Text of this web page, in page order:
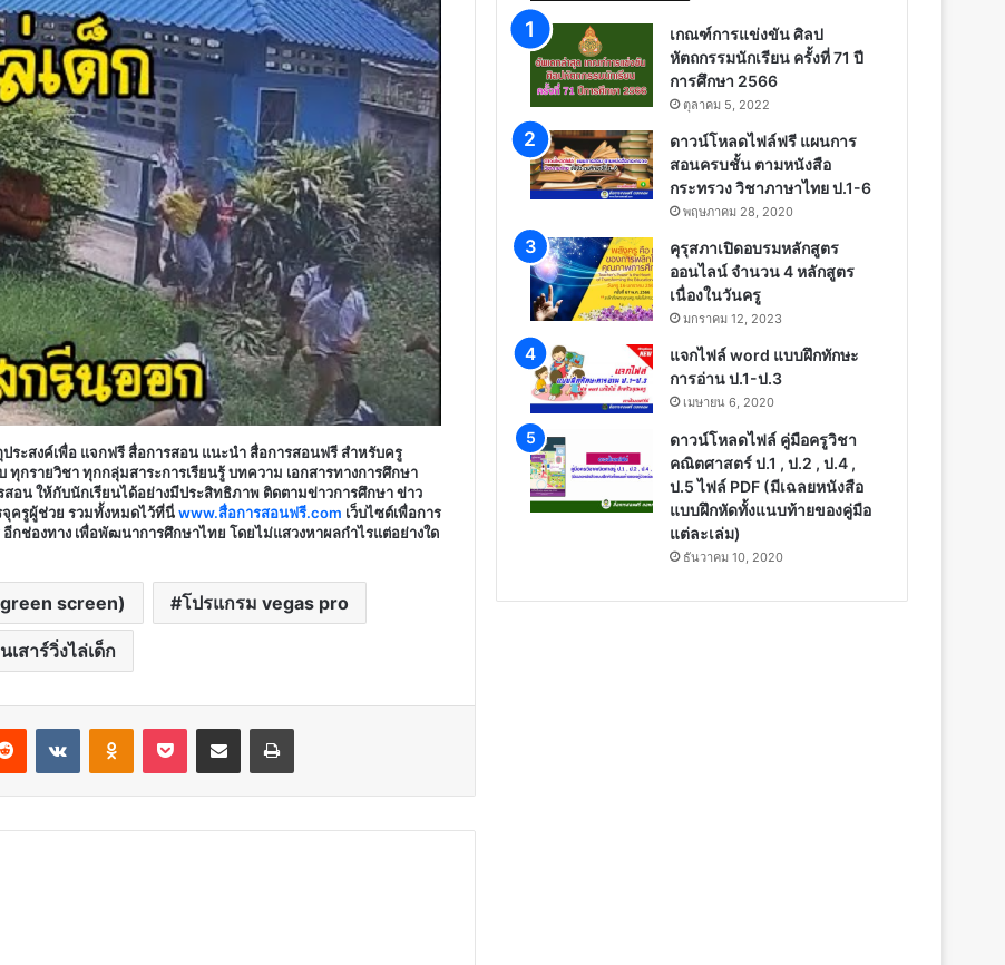
ประสงค์เพื่อ แจกฟรี สื่อการสอน แนะนำ สื่อการสอนฟรี สำหรับครู
กรายวิชา ทุกกลุ่มสาระการเรียนรู้ บทความ เอกสารทางการศึกษา
อน ให้กับนักเรียนได้อย่างมีประสิทธิภาพ ติดตามข่าวการศึกษา ข่าว
ครูผู้ช่วย รวมทั้งหมดไว้ที่นี่www.สื่อการสอนฟรี.com เว็บไซต์เพื่อการ
อีกช่องทาง เพื่อพัฒนาการศึกษาไทย โดยไม่แสวงหาผลกำไรแต่อย่างใด
screen) โปรแกรม vegas pro
เสาร์วิ่งไล่เด็ก
Reddit VKontakteOdnoklassniki
Pocket Share via Email Print
เกณฑ์การแข่งขัน ศิลป
หัตถกรรมนักเรียน ครั้งที่ 71 ปี
การศึกษา 2566
ตุลาคม 5, 2022
ดาวน์โหลดไฟล์ฟรี แผนการ
สอนครบชั้น ตามหนังสือ
กระทรวง วิชาภาษาไทย ป.1-6
พฤษภาคม 28, 2020
คุรุสภาเปิดอบรมหลักสูตร
ออนไลน์ จำนวน 4 หลักสูตร
เนื่องในวันครู
มกราคม 12, 2023
แจกไฟล์ word แบบฝึกทักษะ
การอ่าน ป.1-ป.3
เมษายน 6, 2020
ดาวน์โหลดไฟล์ คู่มือครูวิชา
คณิตศาสตร์ ป.1 , ป.2 , ป.4 ,
ป.5 ไฟล์ PDF (มีเฉลยหนังสือ
แบบฝึกหัดทั้งแนบท้ายของคู่มือ
แต่ละเล่ม)
ธันวาคม 10, 2020